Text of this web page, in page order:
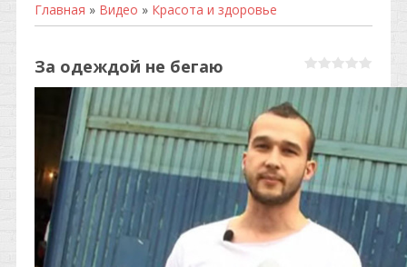
Главная » Видео » Красота и здоровье
За одеждой не бегаю